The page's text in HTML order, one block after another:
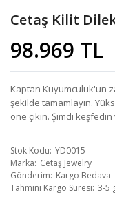
Cetaş Kilit
98.969 TL
Kaptan Kuyumculuk'un
şekilde tamamlayın.
öne çıkın. Şimdi
Stok Kodu YD0015
Marka Cetaş Jewelry
Gönderim Kargo Bedava
Tahmini Kargo Süresi 3-5